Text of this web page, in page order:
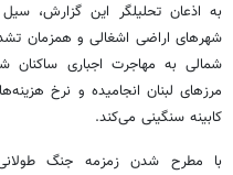
به اذعان تحلیلگر این گزارش،
شهرهای اراضی اشغالی و همزمان
شمالی به مهاجرت اجباری ساکنان
مرزهای لبنان انجامیده و نرخ
کابینه سنگینی می‌کند.
با مطرح شدن زمزمه جنگ